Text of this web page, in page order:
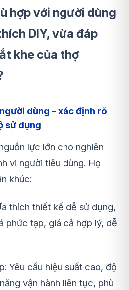
hợp với người dùng
DIY, vừa đáp
khe của thợ
dùng – xác định rõ
sử dụng
lực lớn cho nghiên
vi người tiêu dùng. Họ
khúc:
thích thiết kế dễ sử dụng,
phức tạp, giá cả hợp lý, dễ
Yêu cầu hiệu suất cao, độ
vận hành liên tục, phù